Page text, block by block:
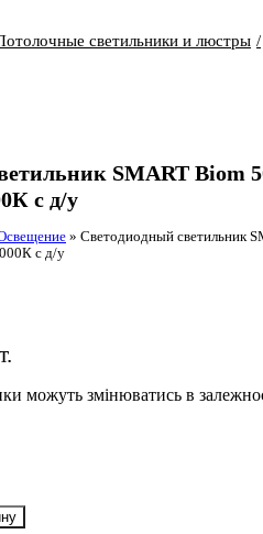
светильники и люстры
SMART Biom
с д/у
» Светодиодный светильник
с д/у
можуть змінюватись в